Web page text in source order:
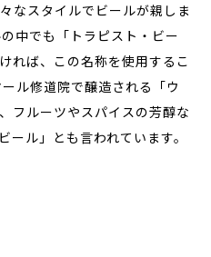
なスタイルでビールが親しま
中でも「トラピスト・ビー
れば、この名称を使用するこ
ル修道院で醸造される「ウ
フルーツやスパイスの芳醇な
ル」とも言われています。